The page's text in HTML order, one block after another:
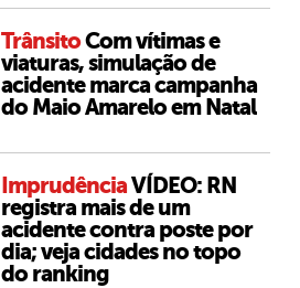
TrânsitoCom vítimas e
viaturas, simulação de
acidente marca campanha
do Maio Amarelo em Natal
ImprudênciaVÍDEO: RN
registra mais de um
acidente contra poste por
dia; veja cidades no topo
do ranking